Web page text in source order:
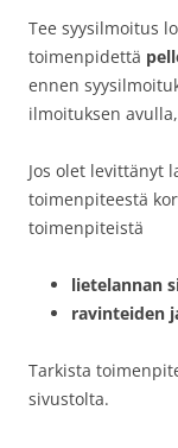
Tee syysilmoitus
toimenpidettä
ennen
ilmoituksen
Jos olet levittänyt
toimenpiteestä
toimenpiteistä
lietelannan
ravinteiden
Tarkista
sivustolta.